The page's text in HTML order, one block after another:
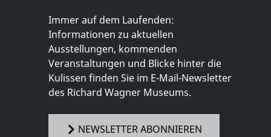
Immer auf dem Laufenden:
Informationen zu aktuellen
Ausstellungen, kommenden
Veranstaltungen und Blicke hinter die
Kulissen finden Sie im E-Mail-Newsletter
des Richard Wagner Museums.
NEWSLETTER ABONNIEREN